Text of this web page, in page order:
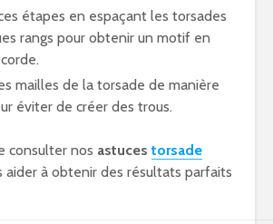
étapes en espaçant les torsades
rangs pour obtenir un motif en
mailles de la torsade de manière
éviter de créer des trous.
consulter nos astuces torsade
aider à obtenir des résultats parfaits